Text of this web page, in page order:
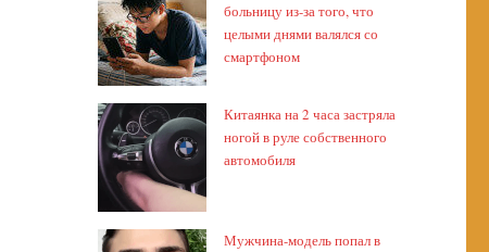
больницу из-за того, что
целыми днями валялся со
смартфоном
Китаянка на 2 часа застряла
ногой в руле собственного
автомобиля
Мужчина-модель попал в